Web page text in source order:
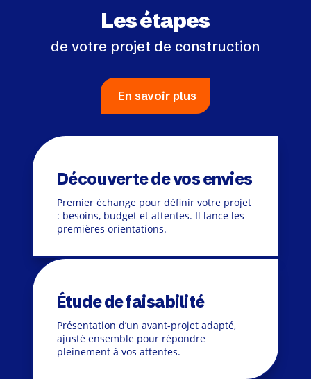
Les étapes
de votre projet de construction
En savoir plus
Découverte de vos envies
Premier échange pour définir votre projet
: besoins, budget et attentes. Il lance les
premières orientations.
Étude de faisabilité
Présentation d’un avant-projet adapté,
ajusté ensemble pour répondre
pleinement à vos attentes.